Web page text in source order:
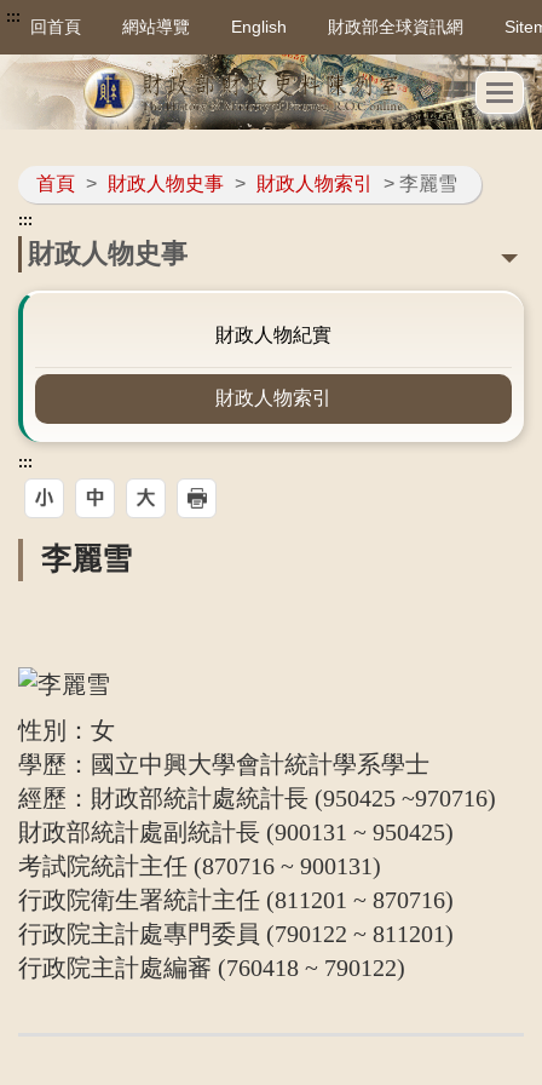
::: 回首頁 網站導覽 English 財政部全球資訊網
首頁 > 財政人物史事 > 財政人物索引 > 李麗雪
:::
財政人物史事
財政人物紀實
財政人物索引
:::
李麗雪
性別：女
學歷：國立中興大學會計統計學系學士
經歷：財政部統計處統計長 (950425 ~970716)
財政部統計處副統計長 (900131 ~ 950425)
考試院統計主任 (870716 ~ 900131)
行政院衛生署統計主任 (811201 ~ 870716)
行政院主計處專門委員 (790122 ~ 811201)
行政院主計處編審 (760418 ~ 790122)